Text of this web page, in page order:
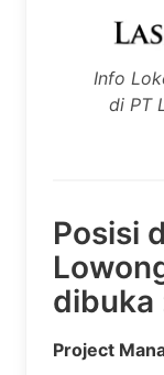
Info
di PT
Posisi
dibuka
Project